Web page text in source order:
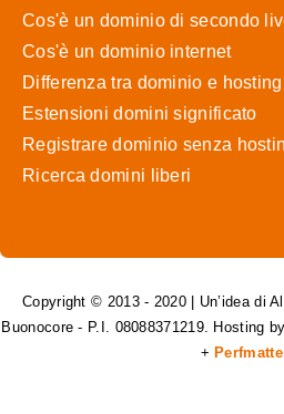
Cos'è un dominio di secondo
Cos'è un dominio internet
Differenza tra dominio e hosting
Estensioni domini significato
Registrare dominio senza
Ricerca domini liberi
Copyright © 2013 - 2020 | Un’idea di
Buonocore - P.I. 08088371219. Hosting by
+